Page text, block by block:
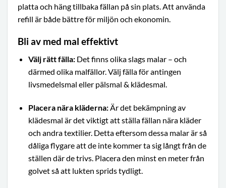
platta och häng tillbaka fällan på sin plats. Att använda
refill är både bättre för miljön och ekonomin.
Bli av med mal effektivt
Välj rätt fälla: Det finns olika slags malar – och
därmed olika malfällor. Välj fälla för antingen
livsmedelsmal eller pälsmal & klädesmal.
Placera nära kläderna: Är det bekämpning av
klädesmal är det viktigt att ställa fällan nära kläder
och andra textilier. Detta eftersom dessa malar är så
dåliga flygare att de inte kommer ta sig långt från de
ställen där de trivs. Placera den minst en meter från
golvet så att lukten sprids tydligt.